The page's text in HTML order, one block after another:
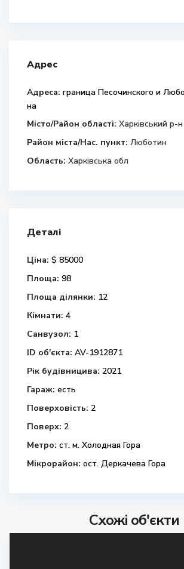
Адрес
Адреса: граница Песочинского и
на
Місто/Район області: Харківський р-н
Район міста/Нас. пункт: Люботин
Область: Харківська обл
Деталі
Ціна: $ 85000
Площа: 98
Площа ділянки: 12
Кімнати: 4
Санвузол: 1
ID об'єкта: AV-1912871
Рік будівницива: 2021
Гараж: есть
Поверховість: 2
Поверх: 2
Метро: ст. м. Холодная Гора
Мікрорайон: ост. Деркачева Гора
Схожі об'єкти